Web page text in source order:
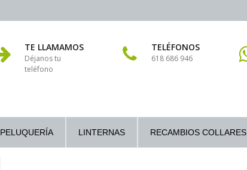
TE LLAMAMOS
Déjanos tu
teléfono
TELÉFONOS
618 686 946
PELUQUERÍA LINTERNAS RECAMBIOS COLLARES